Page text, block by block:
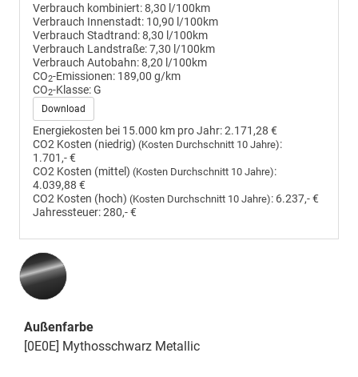
Verbrauch kombiniert:8,30 l/100km
Verbrauch Innenstadt: 10,90 l/100km
Verbrauch Stadtrand:8,30 l/100km
Verbrauch Landstraße:7,30 l/100km
Verbrauch Autobahn:8,20 l/100km
CO2-Emissionen: 189,00 g/km
CO2-Klasse:G
Download
Energiekosten bei 15.000 km pro Jahr:2.171,28 €
CO2 Kosten (niedrig) (Kosten Durchschnitt 10 Jahre):
1.701,- €
CO2 Kosten (mittel) (Kosten Durchschnitt 10 Jahre):
4.039,88 €
CO2 Kosten (hoch) (Kosten Durchschnitt 10 Jahre): 6.237,- €
Jahressteuer:280,- €
Außenfarbe
[0E0E] Mythosschwarz Metallic